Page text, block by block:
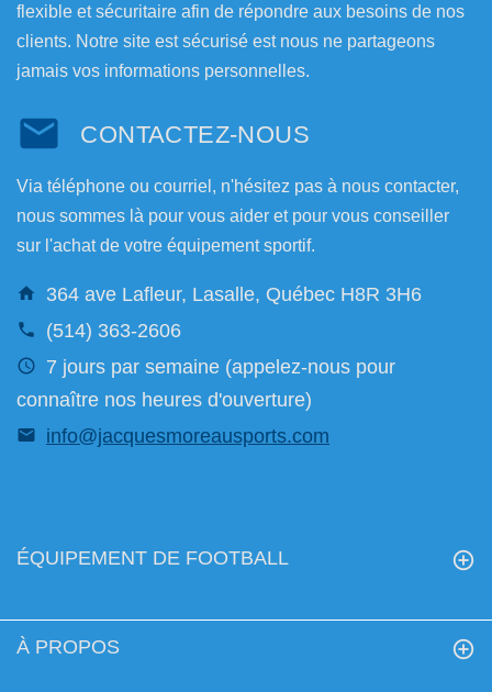
flexible et sécuritaire afin de répondre aux besoins de nos
clients. Notre site est sécurisé est nous ne partageons
jamais vos informations personnelles.
CONTACTEZ-NOUS
Via téléphone ou courriel, n'hésitez pas à nous contacter,
nous sommes là pour vous aider et pour vous conseiller
sur l'achat de votre équipement sportif.
364 ave Lafleur, Lasalle, Québec H8R 3H6
(514) 363-2606
7 jours par semaine (appelez-nous pour
connaître nos heures d'ouverture)
info@jacquesmoreausports.com
ÉQUIPEMENT DE FOOTBALL
À PROPOS